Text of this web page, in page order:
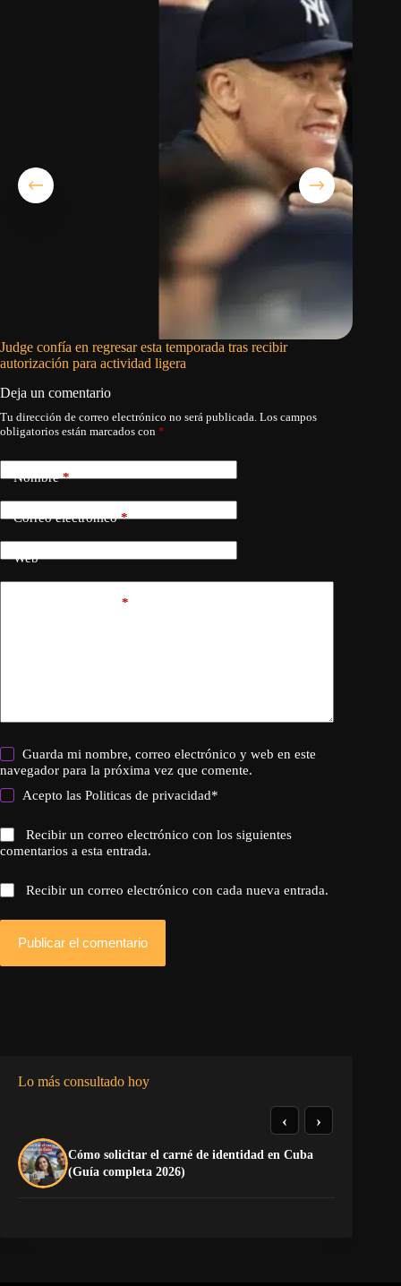
Judge confía en regresar esta temporada tras recibir
autorización para actividad ligera
Deja un comentario
Tu dirección de correo electrónico no será publicada. Los campos
obligatorios están marcados con *
Nombre*
Correo electrónico*
Web
*
Guarda mi nombre, correo electrónico y web en este
navegador para la próxima vez que comente.
Acepto lasPoliticas de privacidad*
Recibir un correo electrónico con los siguientes
comentarios a esta entrada.
Recibir un correo electrónico con cada nueva entrada.
Publicar el comentario
Lo más consultado hoy
Cómo solicitar el carné de identidad en Cuba
(Guía completa 2026)
‹ ›